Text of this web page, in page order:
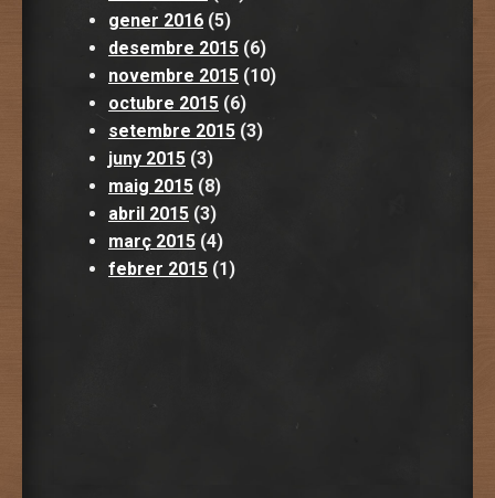
gener 2016 (5)
desembre 2015 (6)
novembre 2015 (10)
octubre 2015 (6)
setembre 2015 (3)
juny 2015 (3)
maig 2015 (8)
abril 2015 (3)
març 2015 (4)
febrer 2015 (1)